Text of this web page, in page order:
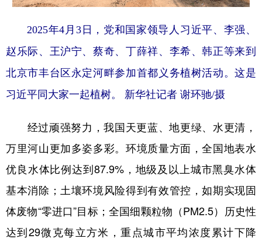
2025年4月3日，党和国家领导人习近平、李强、
赵乐际、王沪宁、蔡奇、丁薛祥、李希、韩正等来到
北京市丰台区永定河畔参加首都义务植树活动。这是
习近平同大家一起植树。 新华社记者 谢环驰/摄
经过顽强努力，我国天更蓝、地更绿、水更清，
万里河山更加多姿多彩。环境质量方面，全国地表水
优良水体比例达到87.9%，地级及以上城市黑臭水体
基本消除；土壤环境风险得到有效管控，如期实现固
体废物“零进口”目标；全国细颗粒物（PM2.5）历史性
达到29微克每立方米，重点城市平均浓度累计下降